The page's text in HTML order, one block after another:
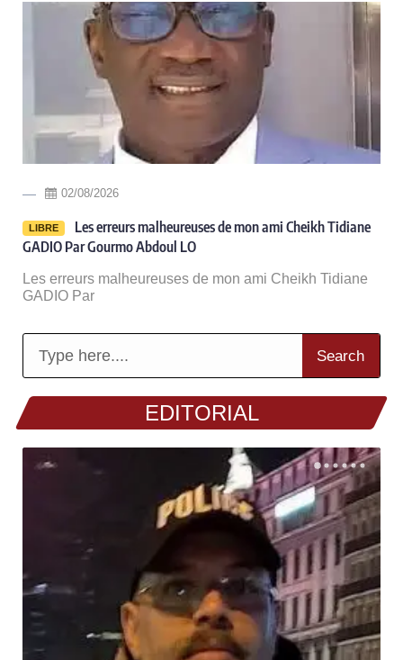
02/08/2026
LIBRE
Les erreurs malheureuses de mon ami Cheikh Tidiane
GADIO Par Gourmo Abdoul LO
Les erreurs malheureuses de mon ami Cheikh Tidiane
GADIO Par
Search
EDITORIAL